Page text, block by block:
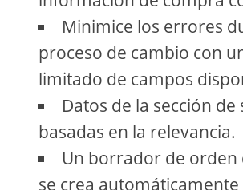
Minimice los errores
proceso de cambio con
limitado de campos
Datos de la sección de
basadas en la relevancia.
Un borrador de orden
se crea automáticamente